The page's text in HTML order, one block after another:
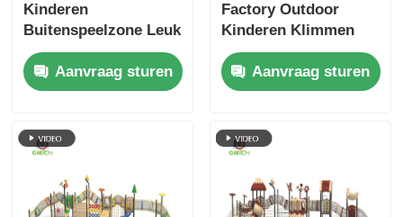
Kinderen
Buitenspeelzone Leuk
Amusement
Speeltoestellen
Goede prijs Kinderen
Direct
Aanvraag sturen
Factory Outdoor
Kinderen Klimmen
Vermaak Speelgoed
Plastic speelgoed
voor kinderen
Aanvraag sturen